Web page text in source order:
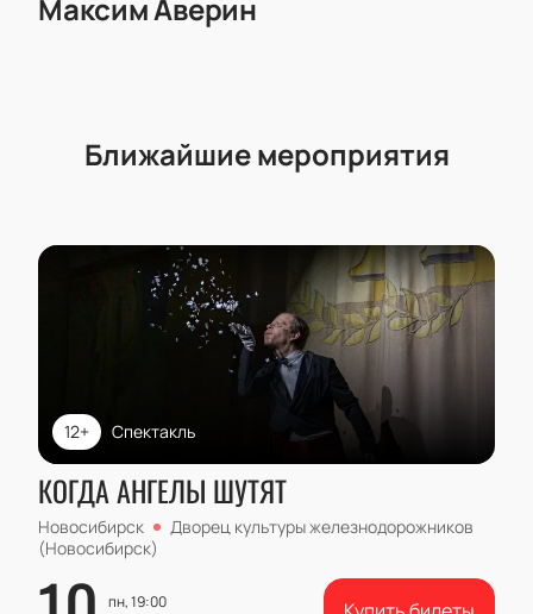
Максим Аверин
Ближайшие мероприятия
Спектакль
12+
КОГДА АНГЕЛЫ ШУТЯТ
Новосибирск
Дворец культуры железнодорожников
(Новосибирск)
пн, 19:00